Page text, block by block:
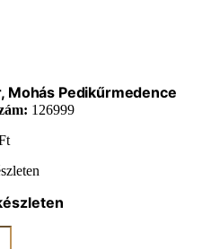
Mohás Pedikűrmedence
126999